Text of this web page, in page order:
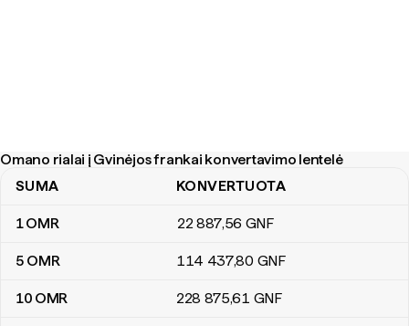
Omano rialai į Gvinėjos frankai konvertavimo lentelė
Omano rialai į Gvinėjos frankai konvertavimo lentelė
SUMA KONVERTUOTA
1OMR 22 887,56 GNF
5 OMR 114 437,80 GNF
10 OMR 228 875,61 GNF